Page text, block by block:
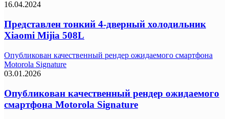
16.04.2024
Представлен тонкий 4-дверный холодильник
Xiaomi Mijia 508L
Опубликован качественный рендер ожидаемого смартфона
Motorola Signature
03.01.2026
Опубликован качественный рендер ожидаемого
смартфона Motorola Signature